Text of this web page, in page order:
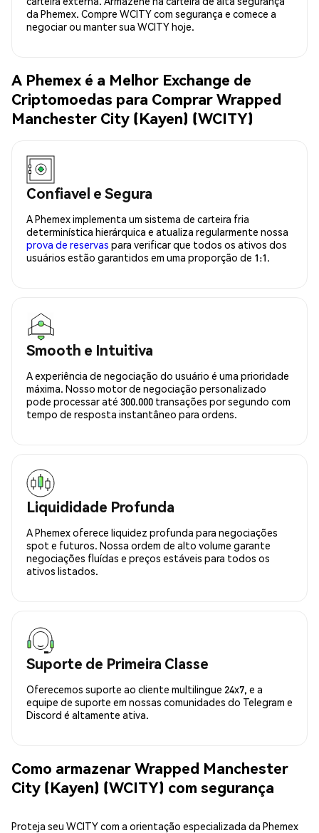
da Phemex. Compre WCITY com segurança e comece a
negociar ou manter sua WCITY hoje.
A Phemex é a Melhor Exchange de
Criptomoedas para Comprar Wrapped
Manchester City (Kayen) (WCITY)
Confiavel e Segura
A Phemex implementa um sistema de carteira fria
determinística hierárquica e atualiza regularmente nossa
prova de reservas para verificar que todos os ativos dos
usuários estão garantidos em uma proporção de 1:1.
Smooth e Intuitiva
A experiência de negociação do usuário é uma prioridade
máxima. Nosso motor de negociação personalizado
pode processar até 300.000 transações por segundo com
tempo de resposta instantâneo para ordens.
Liquididade Profunda
A Phemex oferece liquidez profunda para negociações
spot e futuros. Nossa ordem de alto volume garante
negociações fluídas e preços estáveis para todos os
ativos listados.
Suporte de Primeira Classe
Oferecemos suporte ao cliente multilingue 24x7, e a
equipe de suporte em nossas comunidades do Telegram e
Discord é altamente ativa.
Como armazenar Wrapped Manchester
City (Kayen) (WCITY) com segurança
Proteja seu WCITY com a orientação especializada da Phemex